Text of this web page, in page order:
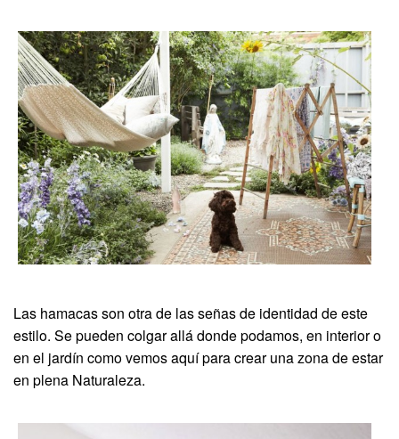
Las hamacas son otra de las señas de identidad de este
estilo. Se pueden colgar allá donde podamos, en interior o
en el jardín como vemos aquí para crear una zona de estar
en plena Naturaleza.